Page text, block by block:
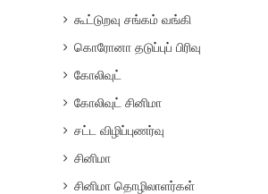
கூட்டுறவு சங்கம் வங்கி
கொரோனா தடுப்புப் பிரிவு
கோலிவுட்
கோலிவுட் சினிமா
சட்ட விழிப்புணர்வு
சினிமா
சினிமா தொழிலாளர்கள்